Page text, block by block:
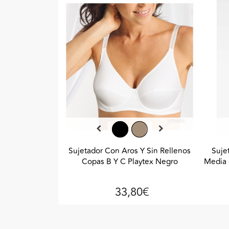
Sujetador Con Aros Y Sin Rellenos
Copas B Y C Playtex Negro
33,80€
Media